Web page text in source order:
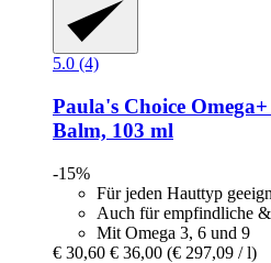
5.0 (4)
Paula's Choice
Balm, 103 ml
-15%
Für jeden Hauttyp
Auch für empfindliche
Mit Omega 3, 6 und 9
€ 30,60 € 36,00 (€ 297,09 / l)